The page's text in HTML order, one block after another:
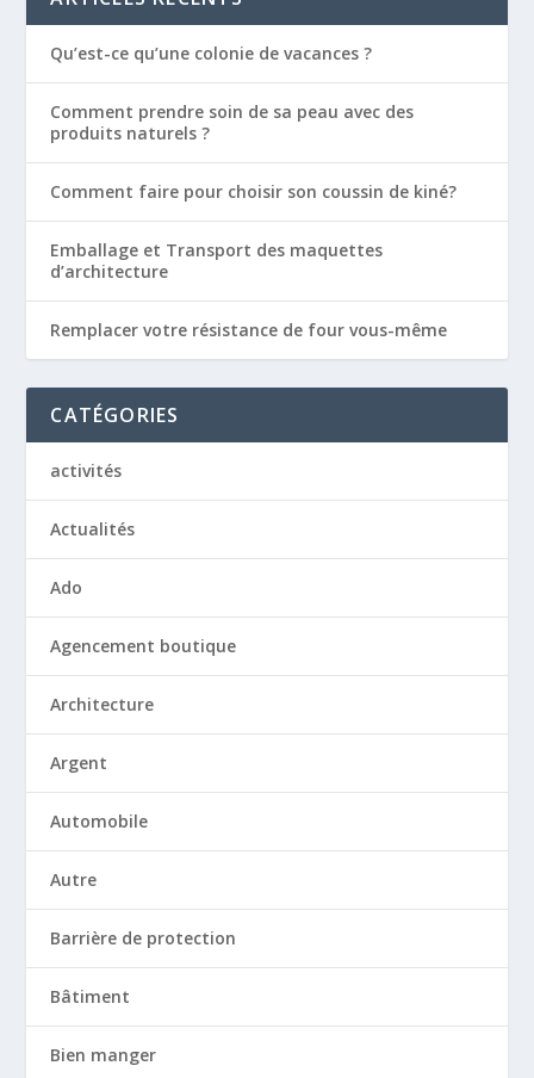
Qu’est-ce qu’une colonie de vacances ?
Comment prendre soin de sa peau avec des
produits naturels ?
Comment faire pour choisir son coussin de kiné?
Emballage et Transport des maquettes
d’architecture
Remplacer votre résistance de four vous-même
CATÉGORIES
activités
Actualités
Ado
Agencement boutique
Architecture
Argent
Automobile
Autre
Barrière de protection
Bâtiment
Bien manger